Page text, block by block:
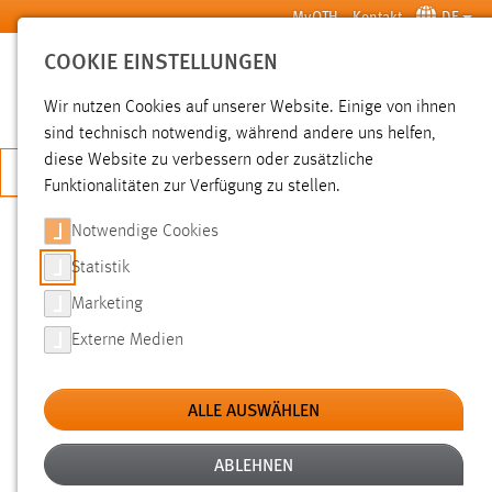
Zum Hauptinhalt springen MyOTH Kontakt DE
SUCHE
JETZT BEWERBEN
Hochschule Aktuelles News der OTH Amberg-Weiden
SAURER ALS DIE THEORIE
ERLAUBT: DOKTORAND DER OTH
AMBERG-WEIDEN ENTWICKELT PH-
SENSOR
11.10.2017
COOKIE EINSTELLUNGEN
Wir nutzen Cookies auf unserer Website. Einige von ihnen
sind technisch notwendig, während andere uns helfen,
diese Website zu verbessern oder zusätzliche
Funktionalitäten zur Verfügung zu stellen.
Notwendige Cookies
Statistik
Marketing
Externe Medien
ALLE AUSWÄHLEN
ABLEHNEN